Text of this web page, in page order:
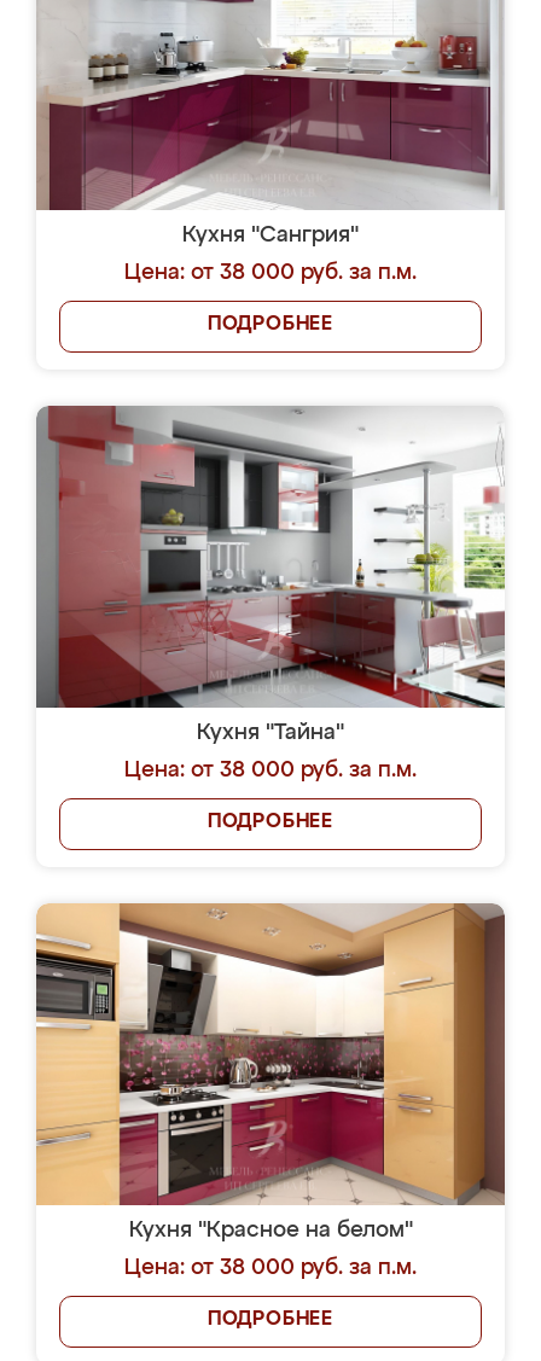
Кухня "Сангрия"
Цена: от 38 000 руб. за п.м.
ПОДРОБНЕЕ
Кухня "Тайна"
Цена: от 38 000 руб. за п.м.
ПОДРОБНЕЕ
Кухня "Красное на белом"
Цена: от 38 000 руб. за п.м.
ПОДРОБНЕЕ